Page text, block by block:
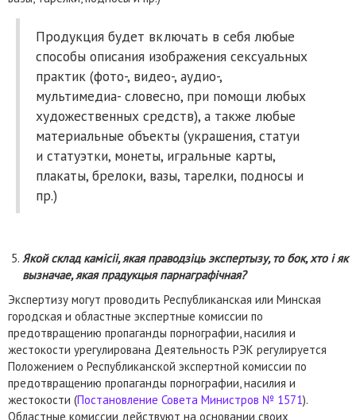
Продукция будет включать в себя любые
способы описания изображения сексуальных
практик (фото-, видео-, аудио-,
мультимедиа- словесно, при помощи любых
художественных средств), а также любые
материальные объекты (украшения, статуи
и статуэтки, монеты, игральные карты,
плакаты, брелоки, вазы, тарелки, подносы и
пр.)
Якой склад камісіі, якая праводзіць экспертызу, то бок, хто і як
вызначае, якая прадукцыя парнаграфічная?
Экспертизу могут проводить Республиканская или Минская
городская и областные экспертные комиссии по
предотвращению пропаганды порнографии, насилия и
жестокости урегулирована Деятельность РЭК регулируется
Положением о Республиканской экспертной комиссии по
предотвращению пропаганды порнографии, насилия и
жестокости (Постановление Совета Министров № 1571).
Областные комиссии действуют на основании своих